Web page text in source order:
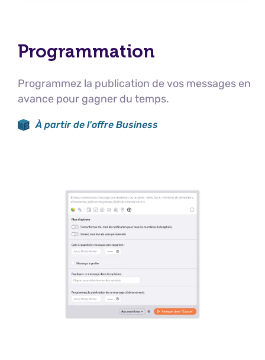
Programmation
Programmez la publication de vos messages en
avance pour gagner du temps.
À partir de l'offre Business